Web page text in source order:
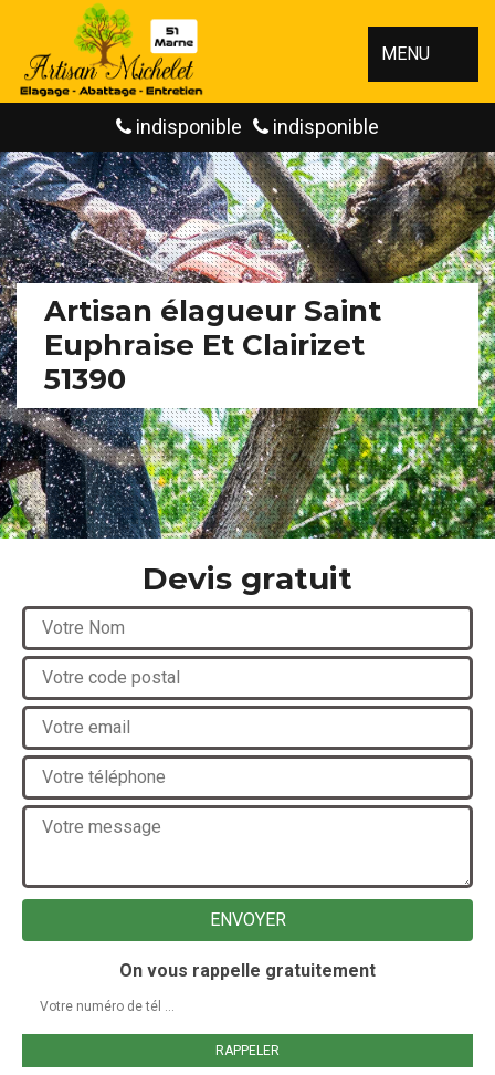
MENU
indisponible indisponible
Artisan élagueur Saint
Euphraise Et Clairizet
51390
Devis gratuit
On vous rappelle gratuitement